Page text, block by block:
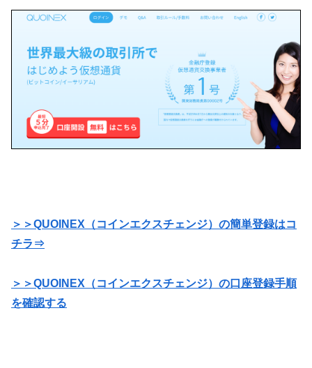
＞＞QUOINEX（コインエクスチェンジ）の簡単登録はコ
チラ⇒
＞＞QUOINEX（コインエクスチェンジ）の口座登録手順
を確認する